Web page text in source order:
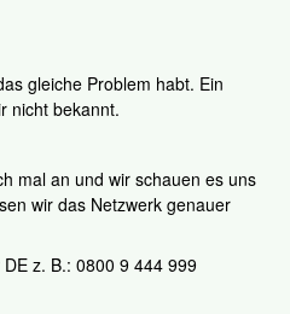
gleiche Problem habt. Ein
nicht bekannt.
mal an und wir schauen es uns
wir das Netzwerk genauer
z. B.: 0800 9 444 999